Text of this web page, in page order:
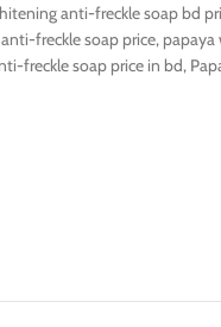
anti-freckle soap bd
freckle soap price,
freckle soap price in bd,